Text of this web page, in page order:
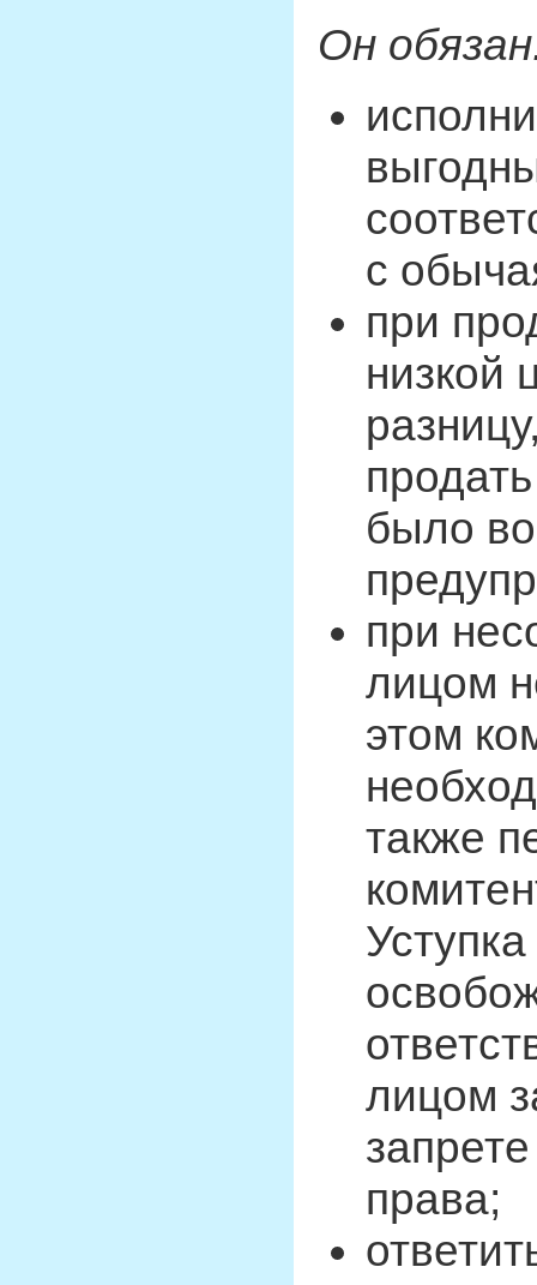
Он
с
при
низкой
было
при
лицом
этом
также
лицом
права;